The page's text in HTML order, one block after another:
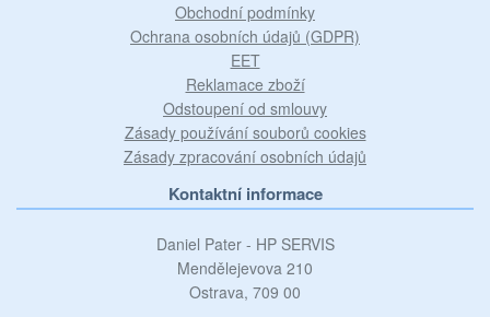
Obchodní podmínky
Ochrana osobních údajů (GDPR)
EET
Reklamace zboží
Odstoupení od smlouvy
Zásady používání souborů cookies
Zásady zpracování osobních údajů
Kontaktní informace
Daniel Pater - HP SERVIS
Mendělejevova 210
Ostrava, 709 00